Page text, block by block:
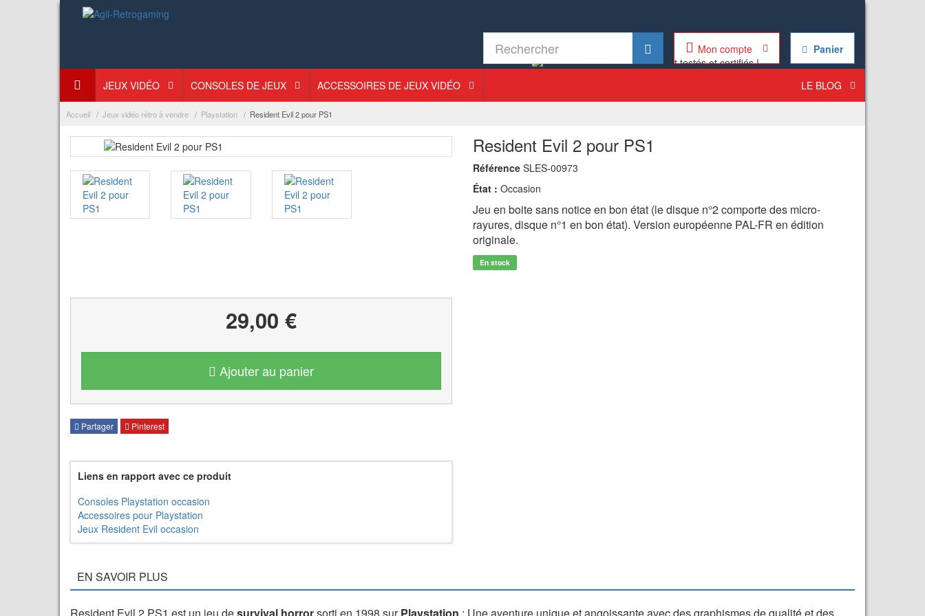
Panier
Mon compte
JEUX VIDÉO CONSOLES DE JEUX ACCESSOIRES DE JEUX VIDÉO LE BLOG
Accueil Jeux vidéo rétro à vendre Playstation Resident Evil 2 pour PS1
Resident Evil 2 pour PS1
Référence SLES-00973
État : Occasion
Jeu en boite sans notice en bon état (le disque n°2 comporte des micro-
rayures, disque n°1 en bon état). Version européenne PAL-FR en édition
originale.
En stock
29,00 €
Ajouter au panier
Partager Pinterest
Liens en rapport avec ce produit
Consoles Playstation occasion
Accessoires pour Playstation
Jeux Resident Evil occasion
EN SAVOIR PLUS